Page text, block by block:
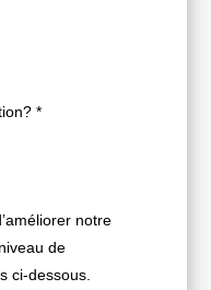
*
notre
de
ci-dessous.